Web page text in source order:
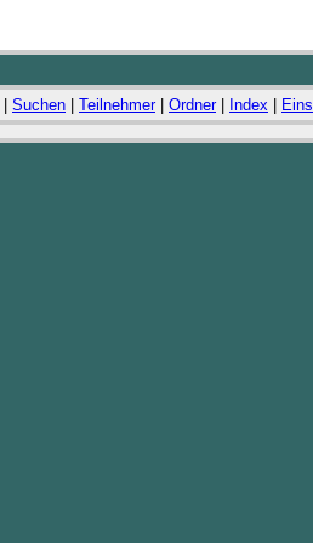
Suchen Teilnehmer| Ordner| Index